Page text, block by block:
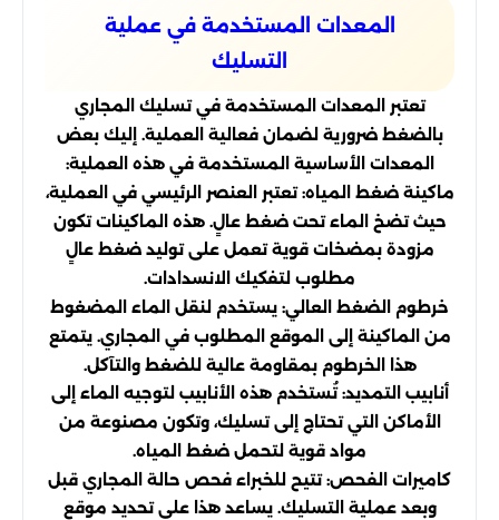
المعدات المستخدمة في عملية
التسليك
تعتبر المعدات المستخدمة في تسليك المجاري
بالضغط ضرورية لضمان فعالية العملية. إليك بعض
المعدات الأساسية المستخدمة في هذه العملية:
ماكينة ضغط المياه: تعتبر العنصر الرئيسي في العملية،
حيث تضخ الماء تحت ضغط عالٍ. هذه الماكينات تكون
مزودة بمضخات قوية تعمل على توليد ضغط عالٍ
مطلوب لتفكيك الانسدادات.
خرطوم الضغط العالي: يستخدم لنقل الماء المضغوط
من الماكينة إلى الموقع المطلوب في المجاري. يتمتع
هذا الخرطوم بمقاومة عالية للضغط والتآكل.
أنابيب التمديد: تُستخدم هذه الأنابيب لتوجيه الماء إلى
الأماكن التي تحتاج إلى تسليك، وتكون مصنوعة من
مواد قوية لتحمل ضغط المياه.
كاميرات الفحص: تتيح للخبراء فحص حالة المجاري قبل
وبعد عملية التسليك. يساعد هذا على تحديد موقع